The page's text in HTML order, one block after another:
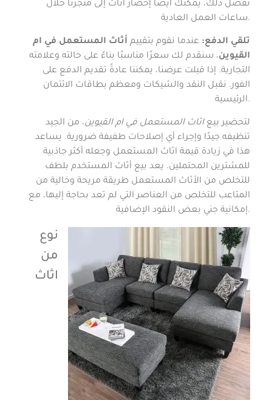
تفضل ذلك، يمكنك أيضًا إحضار أثاث إلى متجرنا خلال
ساعات العمل العادية.
تلقي الدفع: عندما نقوم بتقييم أثاث المستعمل في ام
القيوين، سنقدم لك سعرًا مناسبًا بناءً على حالته وعلامته
التجارية. إذا قبلت عرضنا، يمكننا عادةً تقديم الدفع على
الفور. نقبل النقد والشيكات ومعظم بطاقات الائتمان
الرئيسية.
لتحضير بيعاثاث المستعمل في ام القيوين، من الجيد
تنظيفه جيدًا وإجراء أي إصلاحات طفيفة ضرورية. يساعد
هذا في زيادة قيمة اثاث المستعمل وجعله أكثر جاذبية
للمشترين المحتملين. يعد بيع أثاث المستخدم بلطف
للتخلص من الأثاث المستعمل طريقة مريحة وخالية من
المتاعب للتخلص من العناصر التي لم تعد بحاجة إليها، مع
إمكانية جني بعض النقود الإضافية.
نوع
من
اثاث